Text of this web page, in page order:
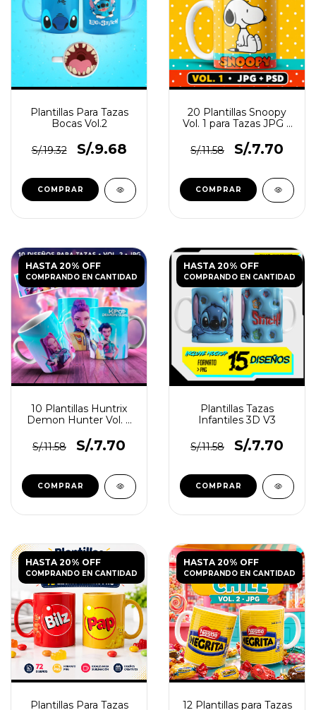
Plantillas Para Tazas
Bocas Vol.2
S/.19.32 S/.9.68
20 Plantillas Snoopy
Vol. 1 para Tazas JPG y
S/.11.58
S/.7.70
HASTA 20% OFF
COMPRANDO EN CANTIDAD
10 Plantillas Huntrix
Demon Hunter Vol. 2
S/.11.58
S/.7.70
HASTA 20% OFF
COMPRANDO EN CANTIDAD
Plantillas Tazas
Infantiles 3D V3
S/.11.58 S/.7.70
HASTA 20% OFF
COMPRANDO EN CANTIDAD
Plantillas Para Tazas
HASTA 20% OFF
COMPRANDO EN CANTIDAD
12 Plantillas para Tazas